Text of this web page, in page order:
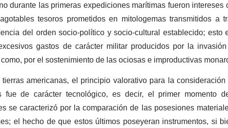
durante las primeras expediciones marítimas fueron
tesoros prometidos en mitologemas transmitidos a
del orden socio-político y socio-cultural establecido;
gastos de carácter militar producidos por la
por el sostenimiento de las ociosas e improductivas
americanas, el principio valorativo para la
fue de carácter tecnológico, es decir, el primer momento
se caracterizó por la comparación de las posesiones
el hecho de que estos últimos poseyeran instrumentos, si